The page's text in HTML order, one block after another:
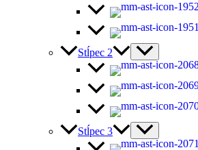
Stĺpec 2
Stĺpec 3